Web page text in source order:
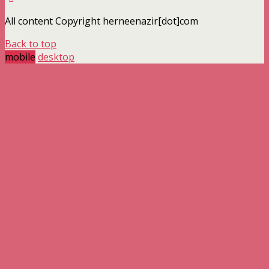
All content Copyright herneenazir[dot]com
Back to top
mobile desktop